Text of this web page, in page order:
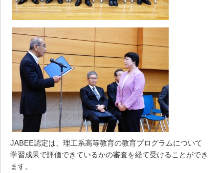
JABEE認定は、理工系高等教育の教育プログラムについて
学習成果で評価できているかの審査を経て受けることができ
ます。